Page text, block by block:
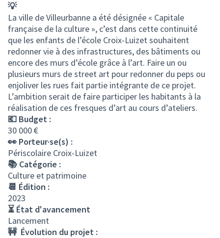
💡
La ville de Villeurbanne a été désignée « Capitale
française de la culture », c’est dans cette continuité
que les enfants de l’école Croix-Luizet souhaitent
redonner vie à des infrastructures, des bâtiments ou
encore des murs d’école grâce à l’art. Faire un ou
plusieurs murs de street art pour redonner du peps ou
enjoliver les rues fait partie intégrante de ce projet.
L’ambition serait de faire participer les habitants à la
réalisation de ces fresques d’art au cours d’ateliers.
💶 Budget :
30 000 €
👀 Porteur·se(s) :
Périscolaire Croix-Luizet
📚 Catégorie :
Culture et patrimoine
📆 Édition :
2023
⏳ État d'avancement
Lancement
🚧 Évolution du projet :